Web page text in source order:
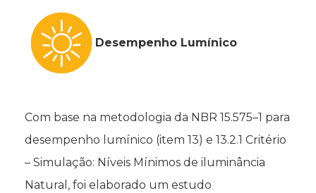
Desempenho Lumínico
Com base na metodologia da NBR 15.575–1 para
desempenho lumínico (item 13) e 13.2.1 Critério
– Simulação: Níveis Mínimos de iluminância
Natural, foi elaborado um estudo